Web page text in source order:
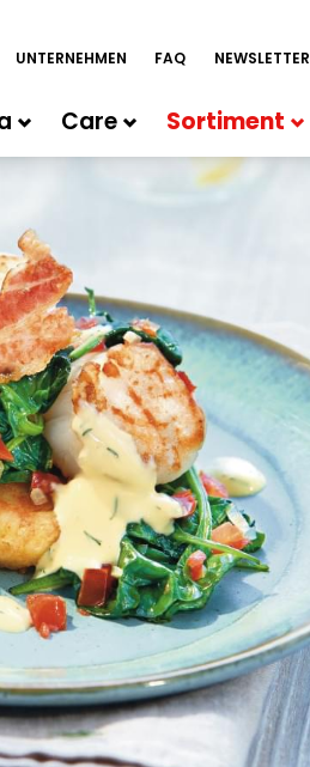
UNTERNEHMEN FAQ NEWSLETTER
Care Sortiment